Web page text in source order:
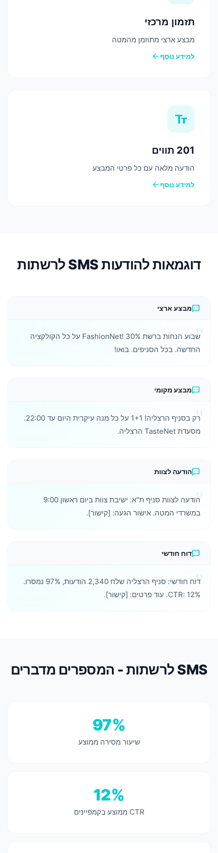
תזמון מרכזי
מבצע ארצי מתוזמן מהמטה
למידע נוסףarrow_back
text_fields
201 תווים
הודעה מלאה עם כל פרטי המבצע
למידע נוסףarrow_back
דוגמאות להודעות SMS לרשתות
smsמבצע ארצי
שבוע הנחות ברשת FashionNet! 30% על כל הקולקציה
החדשה. בכל הסניפים. בואו!
smsמבצע מקומי
רק בסניף הרצליה! 1+1 על כל מנה עיקרית היום עד 22:00.
מסעדת TasteNet הרצליה.
smsהודעה לצוות
הודעה לצוות סניף ת"א: ישיבת צוות ביום ראשון 9:00
במשרדי המטה. אישור הגעה: [קישור].
smsדוח חודשי
דוח חודשי: סניף הרצליה שלח 2,340 הודעות, 97% נמסרו.
CTR: 12%. עוד פרטים: [קישור].
SMS לרשתות - המספרים מדברים
97%
שיעור מסירה ממוצע
12%
CTR ממוצע בקמפיינים